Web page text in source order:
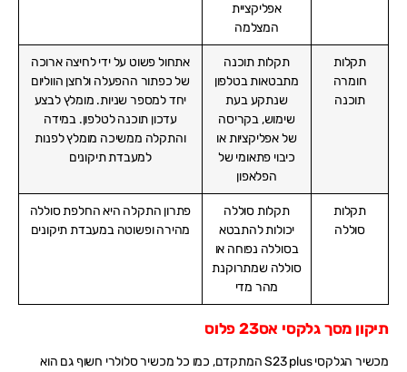
אפליקציית
המצלמה
תקלות
חומרה
תוכנה
תקלות תוכנה
מתבטאות בטלפון
שנתקע בעת
שימוש, בקריסה
של אפליקציות או
כיבוי פתאומי של
הפלאפון
אתחול פשוט על ידי לחיצה ארוכה
של כפתור ההפעלה ולחצן הווליום
יחד למספר שניות. מומלץ לבצע
עדכון תוכנה לטלפון. במידה
והתקלה ממשיכה מומלץ לפנות
למעבדת תיקונים
תקלות
סוללה
תקלות סוללה
יכולות להתבטא
בסוללה נפוחה או
סוללה שמתרוקנת
מהר מדי
פתרון התקלה היא החלפת סוללה
מהירה ופשוטה במעבדת תיקונים
תיקון מסך גלקסי אס23 פלוס
מכשיר הגלקסי S23 plus המתקדם, כמו כל מכשיר סלולרי חשוף גם הוא